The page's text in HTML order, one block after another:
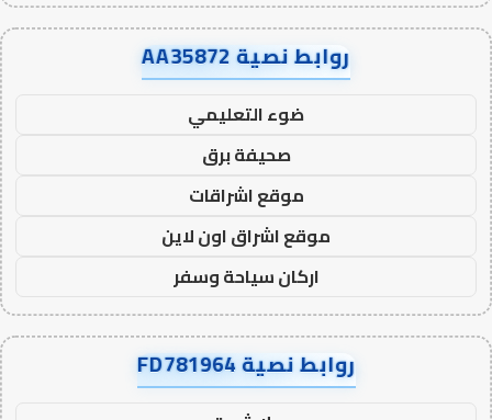
روابط نصية AA35872
ضوء التعليمي
صحيفة برق
موقع اشراقات
موقع اشراق اون لاين
اركان سياحة وسفر
روابط نصية FD781964